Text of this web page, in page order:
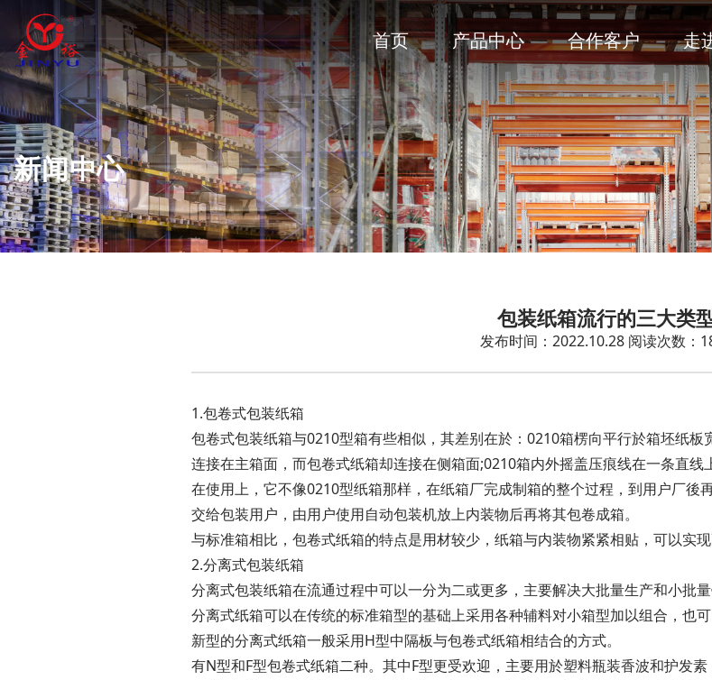
首页 产品中心 合作客户 走
新闻中心
包装纸箱流行的三大类
发布时间：2022.10.28 阅读次数：
1.包卷式包装纸箱
包卷式包装纸箱与0210型箱有些相似，其差别在於：0210箱楞向平行於箱坯纸
连接在主箱面，而包卷式纸箱却连接在侧箱面;0210箱内外摇盖压痕线在一条直线
在使用上，它不像0210型纸箱那样，在纸箱厂完成制箱的整个过程，到用户厂後
交给包装用户，由用户使用自动包装机放上内装物后再将其包卷成箱。
与标准箱相比，包卷式纸箱的特点是用材较少，纸箱与内装物紧紧相贴，可以实现
2.分离式包装纸箱
分离式包装纸箱在流通过程中可以一分为二或更多，主要解决大批量生产和小批量
分离式纸箱可以在传统的标准箱型的基础上采用各种辅料对小箱型加以组合，也可
新型的分离式纸箱一般采用H型中隔板与包卷式纸箱相结合的方式。
有N型和F型包卷式纸箱二种。其中F型更受欢迎，主要用於塑料瓶装香波和护发素